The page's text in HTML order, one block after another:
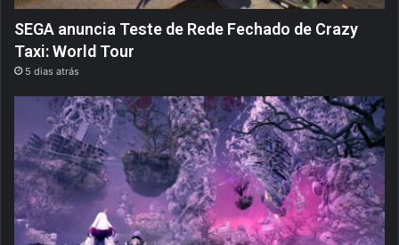
SEGA anuncia Teste de Rede Fechado de Crazy
Taxi: World Tour
5 dias atrás